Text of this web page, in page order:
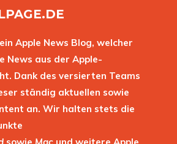
Apple News Blog, welcher
News aus der Apple-
Dank des versierten Teams
ständig aktuellen sowie
an. Wir halten stets die